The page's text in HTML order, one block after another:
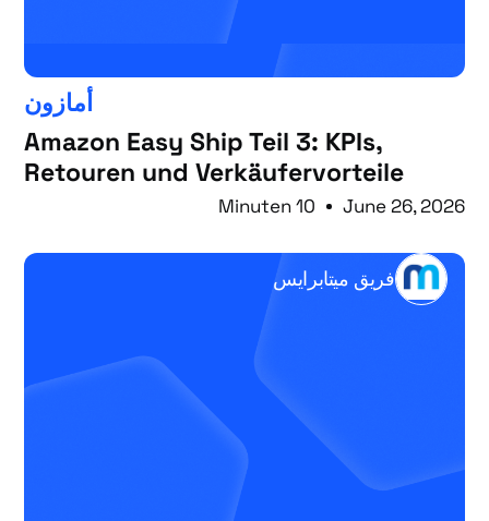
أمازون
Amazon Easy Ship Teil 3: KPIs,
Retouren und Verkäufervorteile
June 26, 2026
10 Minuten
فريق ميتابرايس